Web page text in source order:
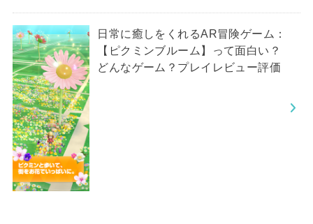
日常に癒しをくれるAR冒険ゲーム：
【ピクミンブルーム】って面白い？
どんなゲーム？プレイレビュー評価